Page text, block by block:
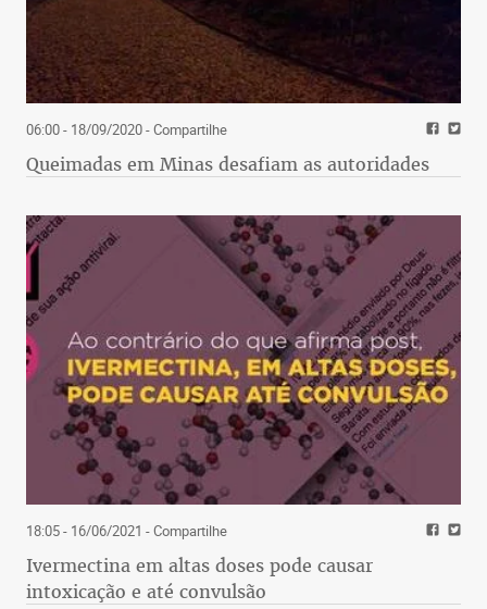
06:00 - 18/09/2020- Compartilhe
Queimadas em Minas desafiam as autoridades
18:05 - 16/06/2021 - Compartilhe
Ivermectina em altas doses pode causar
intoxicação e até convulsão